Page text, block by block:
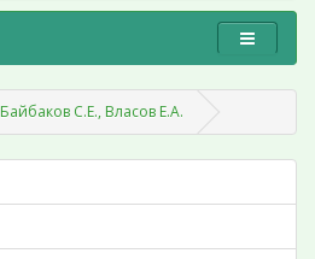
Байбаков С.Е., Власов Е.А.